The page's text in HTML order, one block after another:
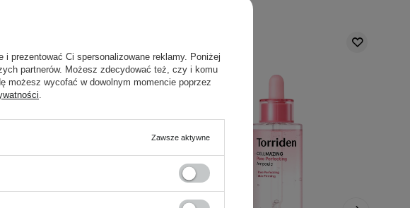
prezentować Ci spersonalizowane reklamy. Poniżej
partnerów. Możesz zdecydować też, czy i komu
możesz wycofać w dowolnym momencie poprzez
Zawsze aktywne